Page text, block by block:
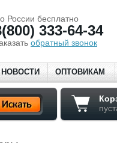
России бесплатно
333-64-34
обратный звонок
НОВОСТИ ОПТОВИКАМ